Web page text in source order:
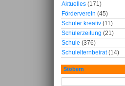
Aktuelles (171)
Förderverein (45)
Schüler kreativ (11)
Schülerzeitung (21)
Schule (376)
Schulelternbeirat(14)
Stöbern